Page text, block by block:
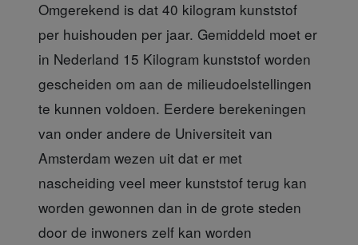
Omgerekend is dat 40 kilogram kunststof
per huishouden per jaar. Gemiddeld moet er
in Nederland 15 Kilogram kunststof worden
gescheiden om aan de milieudoelstellingen
te kunnen voldoen. Eerdere berekeningen
van onder andere de Universiteit van
Amsterdam wezen uit dat er met
nascheiding veel meer kunststof terug kan
worden gewonnen dan in de grote steden
door de inwoners zelf kan worden